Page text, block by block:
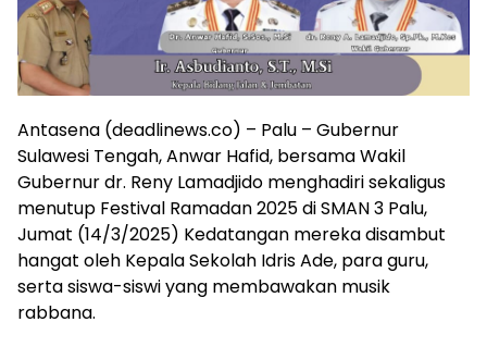
Antasena (deadlinews.co) – Palu – Gubernur
Sulawesi Tengah, Anwar Hafid, bersama Wakil
Gubernur dr. Reny Lamadjido menghadiri sekaligus
menutup Festival Ramadan 2025 di SMAN 3 Palu,
Jumat (14/3/2025) Kedatangan mereka disambut
hangat oleh Kepala Sekolah Idris Ade, para guru,
serta siswa-siswi yang membawakan musik
rabbana.